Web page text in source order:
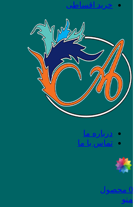
خرید اقساطی
درباره ما
تماس با ما
0 محصول
منو